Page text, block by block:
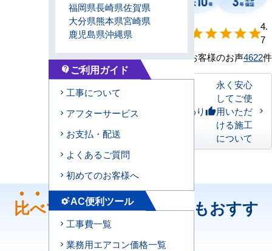
【形状別】満足
度
starstarstarstarstar
4.
7
お客様のお声4622件
私たちのこだわりthumb_up
永く安心
してご使
用いただ
ける施工
について
比べてください！どちらもおすす
福岡県長崎県佐賀県
大分県熊本県宮崎県
鹿児島県沖縄県
contact_support ご利用ガイド
工事について
アフターサービス
お支払・配送
よくあるご質問
初めてのお客様へ
settings_suggestAC便利ツール
工事費一覧
業務用エアコン価格一覧